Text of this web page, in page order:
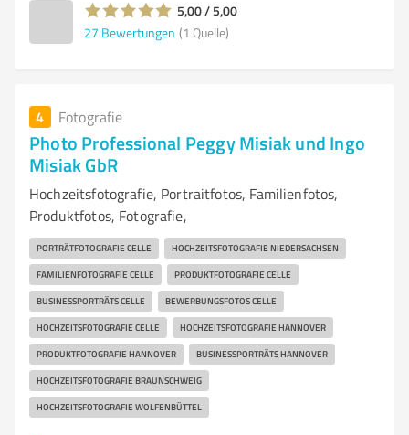
5,00 / 5,00
27 Bewertungen (1 Quelle)
4 Fotografie
Photo Professional Peggy Misiak und Ingo
Misiak GbR
Hochzeitsfotografie, Portraitfotos, Familienfotos,
Produktfotos, Fotografie,
PORTRÄTFOTOGRAFIE CELLE HOCHZEITSFOTOGRAFIE NIEDERSACHSEN
FAMILIENFOTOGRAFIE CELLE PRODUKTFOTOGRAFIE CELLE
BUSINESSPORTRÄTS CELLE BEWERBUNGSFOTOS CELLE
HOCHZEITSFOTOGRAFIE CELLE HOCHZEITSFOTOGRAFIE HANNOVER
PRODUKTFOTOGRAFIE HANNOVER BUSINESSPORTRÄTS HANNOVER
HOCHZEITSFOTOGRAFIE BRAUNSCHWEIG
HOCHZEITSFOTOGRAFIE WOLFENBÜTTEL